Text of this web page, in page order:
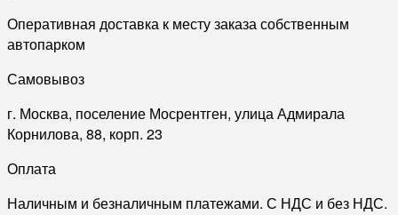
Оперативная доставка к месту заказа собственным
автопарком
Самовывоз
г. Москва, поселение Мосрентген, улица Адмирала
Корнилова, 88, корп. 23
Оплата
Наличным и безналичным платежами. С НДС и без НДС.